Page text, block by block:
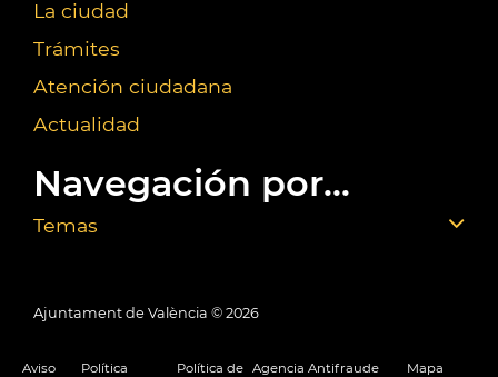
La ciudad
Trámites
Atención ciudadana
Actualidad
Navegación por...
Temas
Ajuntament de València © 2026
Aviso Política Política de Agencia Antifraude Mapa